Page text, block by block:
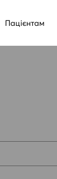
Пацієнтам